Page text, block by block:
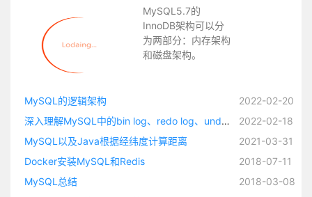
MySQL5.7的
InnoDB架构可以分
为两部分：内存架构
和磁盘架构。
MySQL的逻辑架构
2022-02-20
深入理解MySQL中的bin log、redo log、undo log
2022-02-18
MySQL以及Java根据经纬度计算距离
2021-03-31
Docker安装MySQL和Redis
2018-07-11
MySQL总结
2018-03-08